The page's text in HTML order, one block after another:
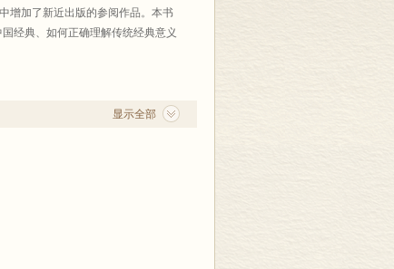
增加了新近出版的参阅作品。本书
经典、如何正确理解传统经典意义
显示全部